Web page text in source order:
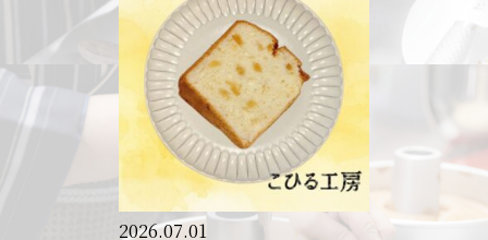
2026.07.01